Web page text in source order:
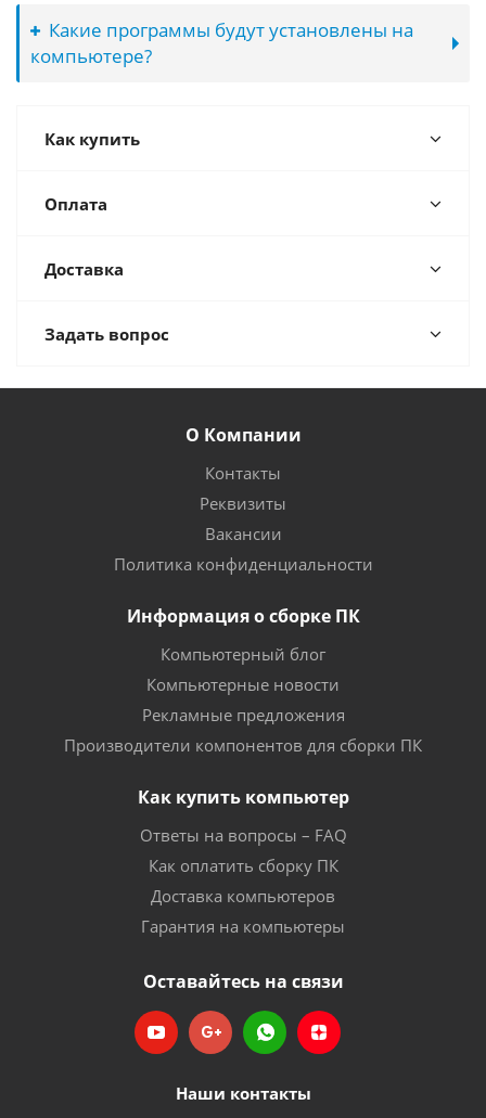
Какие программы будут установлены на
компьютере?
Как купить
Оплата
Доставка
Задать вопрос
О Компании
Контакты
Реквизиты
Вакансии
Политика конфиденциальности
Информация о сборке ПК
Компьютерный блог
Компьютерные новости
Рекламные предложения
Производители компонентов для сборки ПК
Как купить компьютер
Ответы на вопросы – FAQ
Как оплатить сборку ПК
Доставка компьютеров
Гарантия на компьютеры
Оставайтесь на связи
Наши контакты